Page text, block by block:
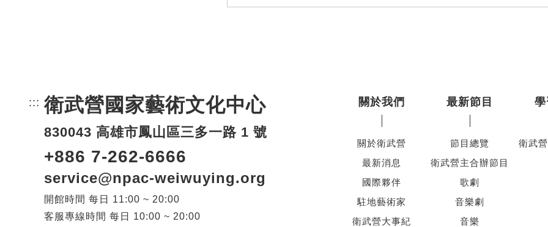
::: 頁尾網站資訊。
衛武營國家藝術文化中心
830043 高雄市鳳山區三多一路 1 號
+886 7-262-6666
service@npac-weiwuying.org
開館時間 每日
11:00 ~ 20:00
客服專線時間 每日 10:00 ~ 20:00
關於我們
關於衛武營
最新消息
國際夥伴
駐地藝術家
衛武營大事紀
最新節目
節目總覽
衛武營主合辦節目
歌劇
音樂劇
音樂
衛武